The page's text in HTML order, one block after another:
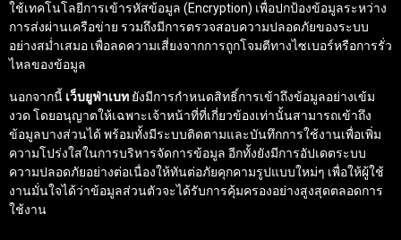
ใช้เทคโนโลยีการเข้ารหัสข้อมูล (Encryption) เพื่อปกป้องข้อมูลระหว่าง
การส่งผ่านเครือข่าย รวมถึงมีการตรวจสอบความปลอดภัยของระบบ
อย่างสม่ำเสมอ เพื่อลดความเสี่ยงจากการถูกโจมตีทางไซเบอร์หรือการรั่ว
ไหลของข้อมูล
นอกจากนี้ เว็บยูฟ่าเบท ยังมีการกำหนดสิทธิ์การเข้าถึงข้อมูลอย่างเข้ม
งวด โดยอนุญาตให้เฉพาะเจ้าหน้าที่ที่เกี่ยวข้องเท่านั้นสามารถเข้าถึง
ข้อมูลบางส่วนได้ พร้อมทั้งมีระบบติดตามและบันทึกการใช้งานเพื่อเพิ่ม
ความโปร่งใสในการบริหารจัดการข้อมูล อีกทั้งยังมีการอัปเดตระบบ
ความปลอดภัยอย่างต่อเนื่องให้ทันต่อภัยคุกคามรูปแบบใหม่ๆ เพื่อให้ผู้ใช้
งานมั่นใจได้ว่าข้อมูลส่วนตัวจะได้รับการคุ้มครองอย่างสูงสุดตลอดการ
ใช้งาน